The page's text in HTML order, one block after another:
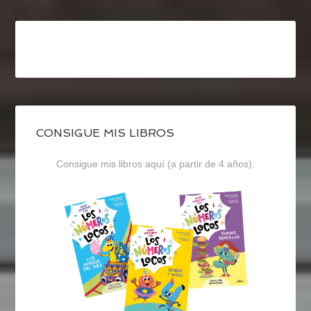
CONSIGUE MIS LIBROS
Consigue mis libros aquí (a partir de 4 años):